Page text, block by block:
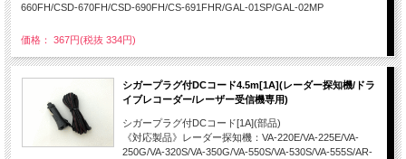
660FH/CSD-670FH/CSD-690FH/CS-691FHR/GAL-01SP/GAL-02MP
価格： 367円(税抜 334円)
シガープラグ付DCコード4.5m[1A](レーダー探知機/ドラ
イブレコーダー/レーザー受信機専用)
シガープラグ付DCコード[1A](部品)
《対応製品》レーダー探知機：VA-220E/VA-225E/VA-
250G/VA-320S/VA-350G/VA-550S/VA-530S/VA-555S/AR-